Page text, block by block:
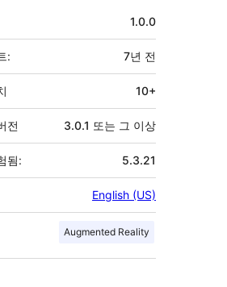
1.0.0
: 7년 전
10+
전 3.0.1 또는 그 이상
됨: 5.3.21
English (US)
Augmented Reality